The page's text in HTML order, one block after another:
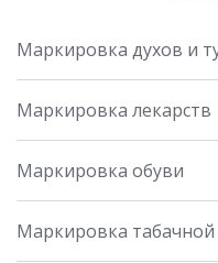
Маркировка духов и
Маркировка лекарств
Маркировка обуви
Маркировка